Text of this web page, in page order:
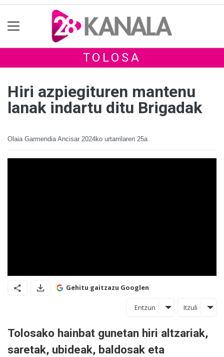
TOLOSA
Hiri azpiegituren mantenu
lanak indartu ditu Brigadak
Olaia Garmendia Ancisar 2024ko urtarrilaren 25a
Gehitu gaitzazu Googlen
Entzun Itzuli
Tolosako hainbat gunetan hiri altzariak,
saretak, ubideak, baldosak eta